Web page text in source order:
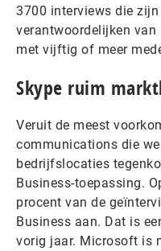
3700 interviews die
verantwoordelijken
met vijftig of meer
Skype ruim
Veruit de meest
communications die
bedrijfslocaties
Business-toepassing.
procent van de
Business aan. Dat is
vorig jaar. Microsoft is